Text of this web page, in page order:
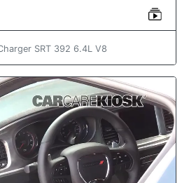
SRT 392 6.4L V8